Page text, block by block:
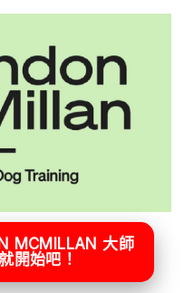
MCMILLAN 大師
開始吧！